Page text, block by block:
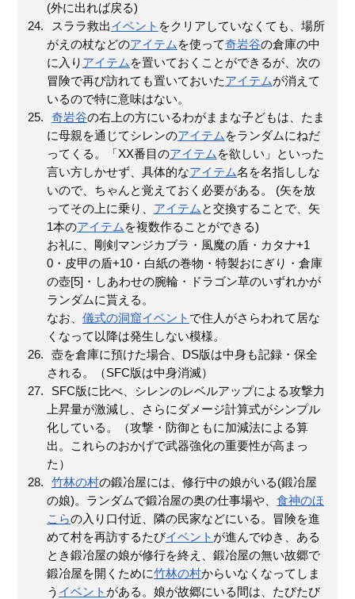
(外に出れば戻る)
スララ救出イベント をクリアしていなくても、場所
がえの杖などのアイテム を使って奇岩谷の倉庫の中
に入り アイテム を置いておくことができるが、次の
冒険で再び訪れても置いておいたアイテムが消えて
いるので特に意味はない。
奇岩谷の右上の方にいるわがままな子どもは、たま
に母親を通じてシレンのアイテム をランダムにねだ
ってくる。「XX番目のアイテム を欲しい」といった
言い方しかせず、具体的なアイテム名を名指ししな
いので、ちゃんと覚えておく必要がある。 (矢を放
ってその上に乗り、 アイテム と交換することで、矢
1本のアイテム を複数作ることができる)
お礼に、剛剣マンジカブラ・風魔の盾・カタナ+1
0・皮甲の盾+10・白紙の巻物・特製おにぎり・倉庫
の壺[5]・しあわせの腕輪・ドラゴン草のいずれかが
ランダムに貰える。
なお、 儀式の洞窟イベント で住人がさらわれて居な
くなって以降は発生しない模様。
壺を倉庫に預けた場合、DS版は中身も記録・保全
される。（SFC版は中身消滅）
SFC版に比べ、シレンのレベルアップによる攻撃力
上昇量が激減し、さらにダメージ計算式がシンプル
化している。（攻撃・防御ともに加減法による算
出。これらのおかげで武器強化の重要性が高まっ
た）
竹林の村の鍛冶屋には、修行中の娘がいる(鍛冶屋
の娘)。ランダムで鍛冶屋の奥の仕事場や、 食神のほ
こらの入り口付近、隣の民家などにいる。冒険を進
めて村を再訪するたびイベント が進んでゆき、ある
とき鍛冶屋の娘が修行を終え、鍛冶屋の無い故郷で
鍛冶屋を開くために竹林の村からいなくなってしま
う イベント がある。娘が故郷にいる間は、たびたび